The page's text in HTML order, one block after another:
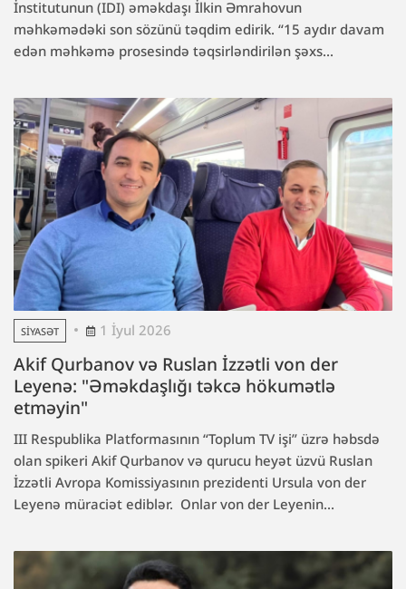
İnstitutunun (IDI) əməkdaşı İlkin Əmrahovun
məhkəmədəki son sözünü təqdim edirik. “15 aydır davam
edən məhkəmə prosesində təqsirləndirilən şəxs...
SIYASƏT 1 İyul 2026
Akif Qurbanov və Ruslan İzzətli von der
Leyenə: "Əməkdaşlığı təkcə hökumətlə
etməyin"
III Respublika Platformasının “Toplum TV işi” üzrə həbsdə
olan spikeri Akif Qurbanov və qurucu heyət üzvü Ruslan
İzzətli Avropa Komissiyasının prezidenti Ursula von der
Leyenə müraciət ediblər. Onlar von der Leyenin...